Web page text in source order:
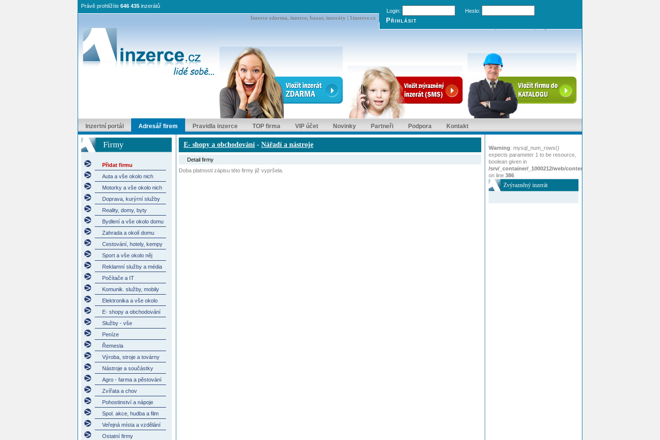
Inzerce zdarma, inzerce, bazar, inzeráty | 1inzerce.cz
Právě prohlížíte 646 435 inzerátů
Login:
Heslo:
Inzertní portál Adresář firem Pravidla inzerce TOP firma VIP účet Novinky Partneři Podpora Kontakt
Firmy
Přidat firmu
Auta a vše okolo nich
Motorky a vše okolo nich
Doprava, kurýrní služby
Reality, domy, byty
Bydlení a vše okolo domu
Zahrada a okolí domu
Cestování, hotely, kempy
Sport a vše okolo něj
Reklamní služby a média
Počítače a IT
Komunik. služby, mobily
Elektronika a vše okolo
E- shopy a obchodování
Služby - vše
Peníze
Řemesla
Výroba, stroje a továrny
Nástroje a součástky
Agro - farma a pěstování
Zvířata a chov
Pohostinství a nápoje
Spol. akce, hudba a film
Veřejná místa a vzdělání
Ostatní firmy
E- shopy a obchodování - Nářadí a nástroje
Detail firmy
Doba platnosti zápisu této firmy již vypršela.
Warning: mysql_num_rows()
expects parameter 1 to be resource,
boolean given in
/srv/_container/_1000212/web/content/www/index.php
on line 386
Zvýrazněný inzerát